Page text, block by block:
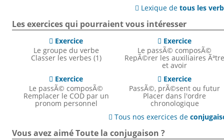
 Lexique detous les
Les exercices qui pourraient vous intéresser
 Exercice
Le groupe du verbe
Classer les verbes (1)
 Exercice
Le passÃ© composÃ©
RepÃ©rer les auxiliaires Ãªtre
et avoir
 Exercice
Le passÃ© composÃ©
Remplacer le COD par un
pronom personnel
 Exercice
PassÃ©, prÃ©sent ou futur
Placer dans l'ordre
chronologique
 Tous nos exercices de
Vous avez aimé Toute la conjugaison ?